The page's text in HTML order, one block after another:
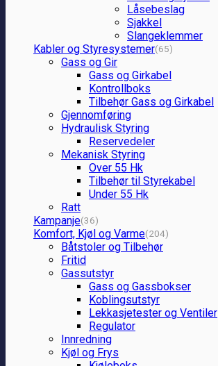
Låsebeslag
Sjakkel
Slangeklemmer
Kabler og Styresystemer(65)
Gass og Gir
Gass og Girkabel
Kontrollboks
Tilbehør Gass og Girkabel
Gjennomføring
Hydraulisk Styring
Reservedeler
Mekanisk Styring
Over 55 Hk
Tilbehør til Styrekabel
Under 55 Hk
Ratt
Kampanje(36)
Komfort, Kjøl og Varme(204)
Båtstoler og Tilbehør
Fritid
Gassutstyr
Gass og Gassbokser
Koblingsutstyr
Lekkasjetester og Ventiler
Regulator
Innredning
Kjøl og Frys